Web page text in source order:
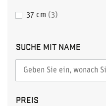
37 cm 3
SUCHE MIT NAME
PREIS